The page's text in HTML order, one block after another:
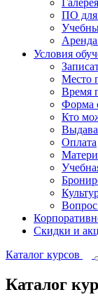
Галерея
ПО для
Аренда
Условия
Место
Время
Форма
Кто
Оплата
Вопрос
Скидки и
Каталог курсов
Каталог